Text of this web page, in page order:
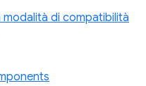
di compatibilità